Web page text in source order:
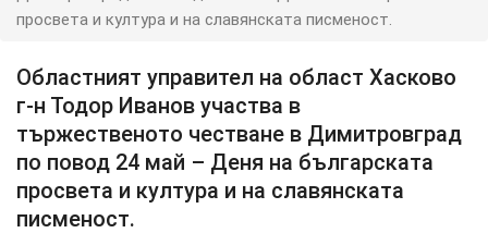
просвета и култура и на славянската писменост.
Областният управител на област Хасково
г-н Тодор Иванов участва в
тържественото честване в Димитровград
по повод 24 май – Деня на българската
просвета и култура и на славянската
писменост.